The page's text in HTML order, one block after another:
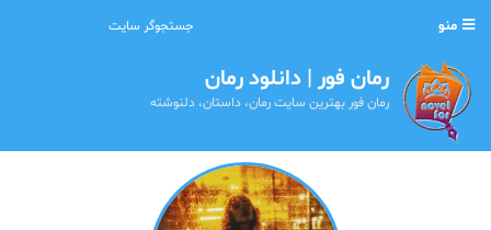
منو
رمان فور | دانلود رمان
رمان فور بهترین سایت رمان، داستان، دلنوشته